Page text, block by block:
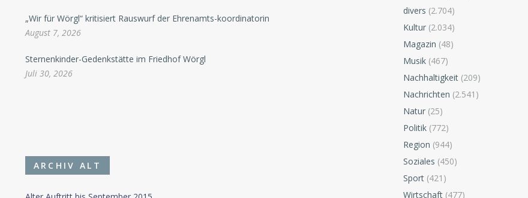
„Wir für Wörgl“ kritisiert Rauswurf der Ehrenamts-koordinatorin
August 7, 2026
Sternenkinder-Gedenkstätte im Friedhof Wörgl
Juli 30, 2026
ARCHIV ALT
divers (2.704)
Kultur (2.034)
Magazin (48)
Musik (467)
Nachhaltigkeit (209)
Nachrichten (2.541)
Natur (25)
Politik (772)
Region (944)
Soziales (450)
Sport (421)
Wirtschaft (477)